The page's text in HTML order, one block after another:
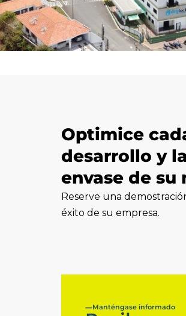
Optimice
desarrollo y
envase de su
Reserve una
éxito de su empresa.
Manténgase informado